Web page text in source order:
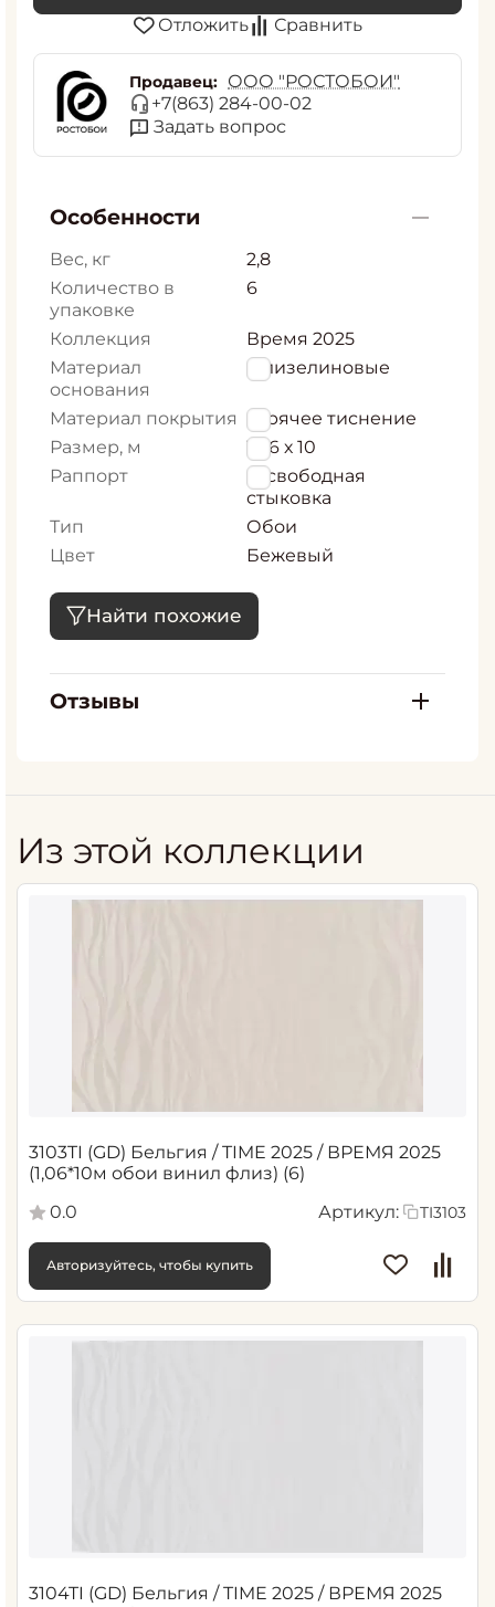
Отложить Сравнить
Продавец: ООО "РОСТОБОИ"
+7(863) 284-00-02
Задать вопрос
Особенности
Вес, кг
2,8
Количество в
упаковке
6
Коллекция
Время 2025
Материал
основания
Флизелиновые
Материал покрытия горячее тиснение
Размер, м
1,06 х 10
Раппорт
0, свободная
стыковка
Тип
Обои
Цвет
Бежевый
Найти похожие
Отзывы
Из этой коллекции
3103TI (GD) Бельгия / TIME 2025 / ВРЕМЯ 2025
(1,06*10м обои винил флиз) (6)
0.0
Артикул: TI3103
Авторизуйтесь, чтобы купить
3104TI (GD) Бельгия / TIME 2025 / ВРЕМЯ 2025